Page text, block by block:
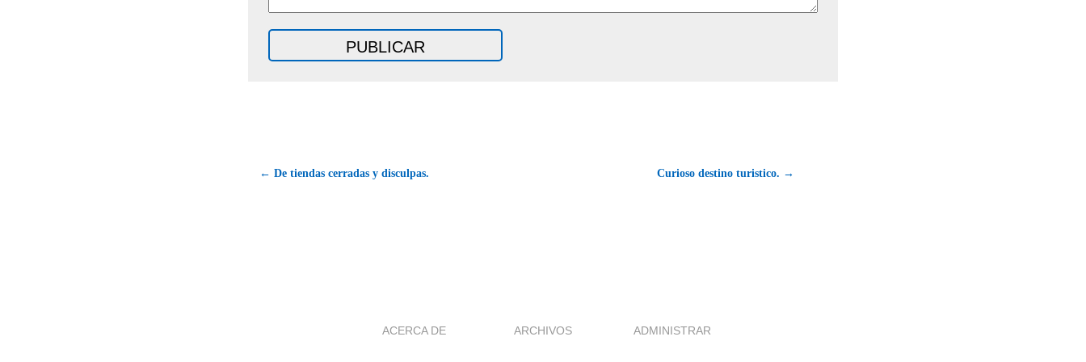
← De tiendas cerradas y disculpas. Curioso destino turistico. →
ACERCA DE ARCHIVOS ADMINISTRAR